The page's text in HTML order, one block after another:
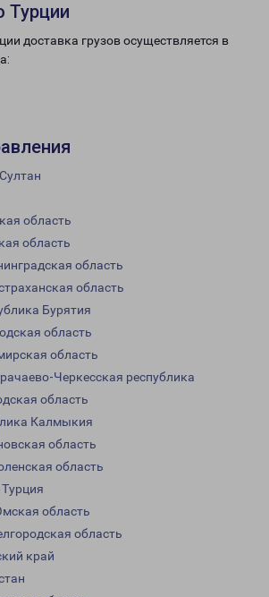
Турции
доставка грузов осуществляется в
область
область
область
область
Бурятия
область
область
Черкесская республика
область
Калмыкия
область
область
область
область
край